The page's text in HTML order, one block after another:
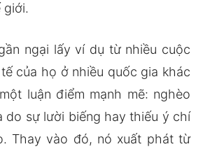
giới.
ngại lấy ví dụ từ nhiều cuộc
của họ ở nhiều quốc gia khác
luận điểm mạnh mẽ: nghèo
do sự lười biếng hay thiếu ý chí
Thay vào đó, nó xuất phát từ